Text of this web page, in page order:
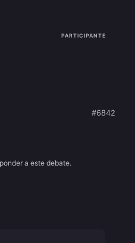
PARTICIPANTE
#6842
a este debate.